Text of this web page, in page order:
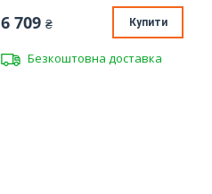
6 709 ₴ Купити
Безкоштовна доставка